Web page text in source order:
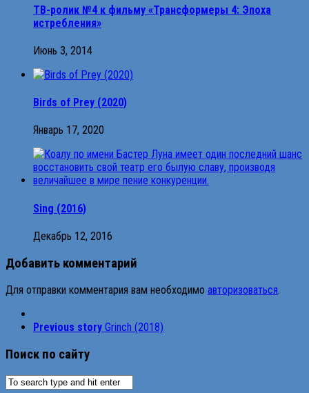
ТВ-ролик №4 к фильму «Трансформеры 4: Эпоха
истребления»
Июнь 3, 2014
Birds of Prey (2020)
Январь 17, 2020
Sing (2016)
Декабрь 12, 2016
Добавить комментарий
Для отправки комментария вам необходимо авторизоваться.
Previous story Grinch (2018)
Поиск по сайту